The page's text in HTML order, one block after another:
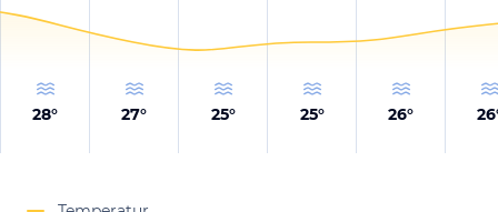
28° 27° 25° 25° 26° 26